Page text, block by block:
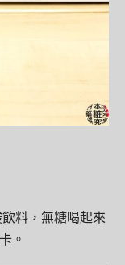
料，無糖喝起來
。